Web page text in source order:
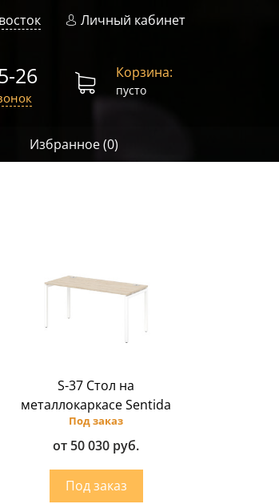
Личный кабинет
26 Корзина:
пусто
Избранное (0)
S-37 Стол на
металлокаркасе Sentida
Под заказ
от 50 030 руб.